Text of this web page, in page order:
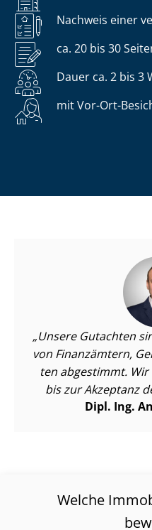
Nachweis einer
ca. 20 bis 30
Dauer ca. 2 bis 3
mit Vor-Ort-
Unsere Gutachten
von Finanzämtern,
ten abgestimmt. Wir
bis zur Akzeptanz
Dipl. Ing.
Welche